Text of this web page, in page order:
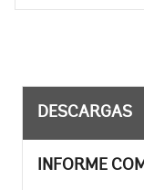
DESCARGAS
INFORME